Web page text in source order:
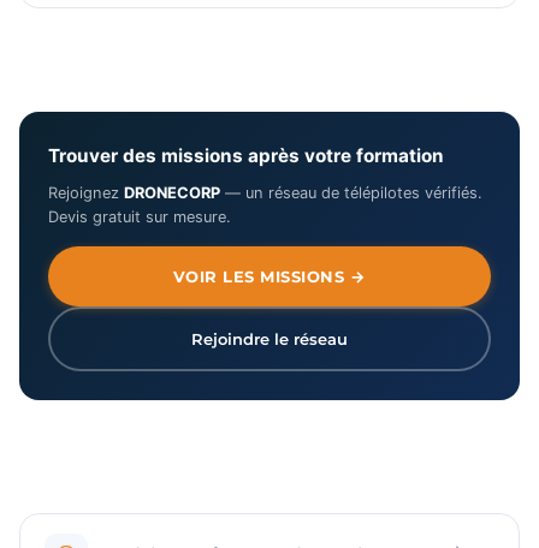
Trouver des missions après votre formation
Rejoignez DRONECORP — un réseau de télépilotes vérifiés.
Devis gratuit sur mesure.
VOIR LES MISSIONS →
Rejoindre le réseau